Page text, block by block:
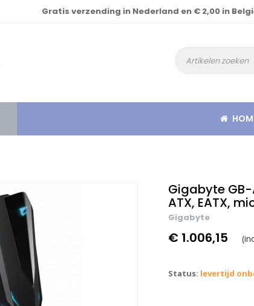
Gratis verzending in Nederland en € 2,00 in
Gigabyte GB-
ATX, EATX,
Gigabyte
€ 1.006,15
Status: levertijd